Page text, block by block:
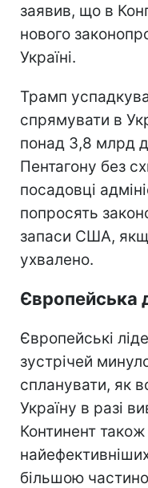
заявив, що в
нового
Україні.
Трамп
спрямувати в
понад 3,8 млрд
Пентагону без
посадовці
попросять
запаси США,
ухвалено.
Європейська
Європейські
зустрічей
спланувати, як
Україну в разі
Континент також
більшою